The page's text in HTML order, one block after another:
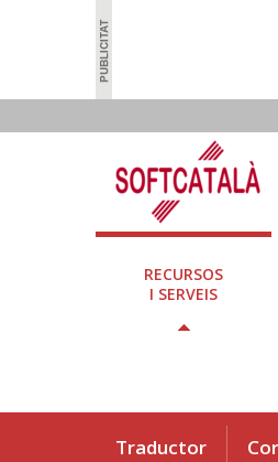
RECURSOS
I SERVEIS
Traductor